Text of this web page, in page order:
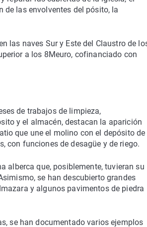
de las envolventes del pósito, la
las naves Sur y Este del Claustro de
a los 8Meuro, cofinanciado con
de trabajos de limpieza,
y el almacén, destacan la aparición
que une el molino con el depósito de
con funciones de desagüe y de riego.
alberca que, posiblemente, tuvieran su
se han descubierto grandes
y algunos pavimentos de piedra
se han documentado varios ejemplos